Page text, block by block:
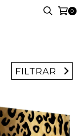
0
FILTRAR